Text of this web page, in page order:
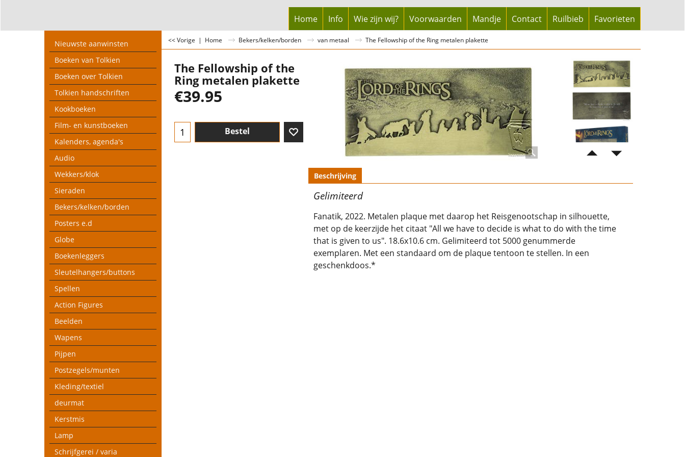
Home Info Wie zijn wij? Voorwaarden Mandje Contact Ruilbieb Favorieten
Nieuwste aanwinsten
Boeken van Tolkien
Boeken over Tolkien
Tolkien handschriften
Kookboeken
Film- en kunstboeken
Kalenders, agenda's
Audio
Wekkers/klok
Sieraden
Bekers/kelken/borden
Posters e.d
Globe
Boekenleggers
Sleutelhangers/buttons
Spellen
Action Figures
Beelden
Wapens
Pijpen
Postzegels/munten
Kleding/textiel
deurmat
Kerstmis
Lamp
Schrijfgerei / varia
<< Vorige | Home Bekers/kelken/borden van metaal The Fellowship of the Ring metalen plakette
The Fellowship of the
Ring metalen plakette
€39.95
Bestel
Beschrijving
Gelimiteerd
Fanatik, 2022. Metalen plaque met daarop het Reisgenootschap in silhouette,
met op de keerzijde het citaat "All we have to decide is what to do with the time
that is given to us". 18.6x10.6 cm. Gelimiteerd tot 5000 genummerde
exemplaren. Met een standaard om de plaque tentoon te stellen. In een
geschenkdoos.*